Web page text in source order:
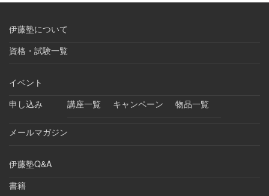
伊藤塾について
資格・試験一覧
イベント
申し込み
講座一覧 キャンペーン 物品一覧
メールマガジン
伊藤塾Q&A
書籍